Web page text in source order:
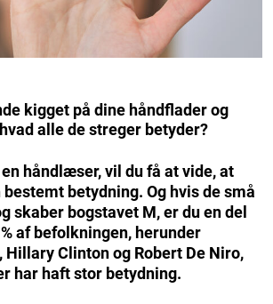
kigget på dine håndflader og
alle de streger betyder?
håndlæser, vil du få at vide, at
betydning. Og hvis de små
skaber bogstavet M, er du en del
af befolkningen, herunder
Hillary Clinton og Robert De Niro,
har haft stor betydning.